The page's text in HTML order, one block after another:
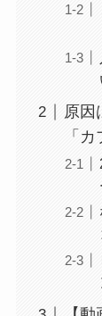
原因
「